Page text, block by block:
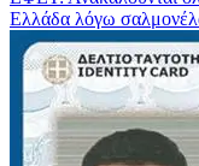
Ελλάδα λόγω